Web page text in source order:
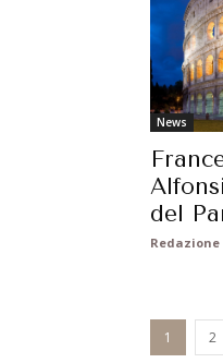
News
del
Redazione
1 2